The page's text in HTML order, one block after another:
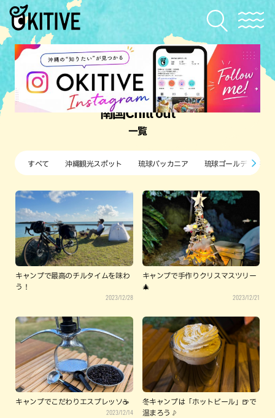
南国Chill out
一覧
すべて 沖縄観光スポット 琉球バッカニア 琉球ゴールデンキン
キャンプで最高のチルタイムを味わ
う！
2023/12/28
キャンプで手作りクリスマスツリー
🎄
2023/12/21
キャンプでこだわりエスプレッソ☕
2023/12/14
冬キャンプは「ホットビール」🍺で
温まろう♪